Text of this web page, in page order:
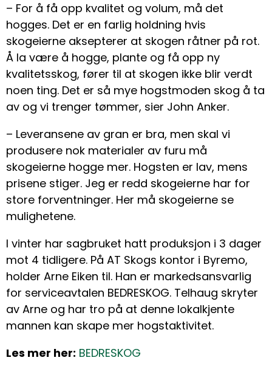
– For å få opp kvalitet og volum, må det
hogges. Det er en farlig holdning hvis
skogeierne aksepterer at skogen råtner på rot.
Å la være å hogge, plante og få opp ny
kvalitetsskog, fører til at skogen ikke blir verdt
noen ting. Det er så mye hogstmoden skog å ta
av og vi trenger tømmer, sier John Anker.
– Leveransene av gran er bra, men skal vi
produsere nok materialer av furu må
skogeierne hogge mer. Hogsten er lav, mens
prisene stiger. Jeg er redd skogeierne har for
store forventninger. Her må skogeierne se
mulighetene.
I vinter har sagbruket hatt produksjon i 3 dager
mot 4 tidligere. På AT Skogs kontor i Byremo,
holder Arne Eiken til. Han er markedsansvarlig
for serviceavtalen BEDRESKOG. Telhaug skryter
av Arne og har tro på at denne lokalkjente
mannen kan skape mer hogstaktivitet.
Les mer her: BEDRESKOG